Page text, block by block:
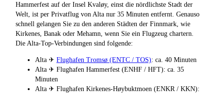
Hammerfest auf der Insel Kvaløy, einst die nördlichste Stadt der
Welt, ist per Privatflug von Alta nur 35 Minuten entfernt. Genauso
schnell gelangen Sie zu den anderen Städten der Finnmark, wie
Kirkenes, Banak oder Mehamn, wenn Sie ein Flugzeug chartern.
Die Alta-Top-Verbindungen sind folgende:
Alta ✈ Flughafen Tromsø (ENTC / TOS): ca. 40 Minuten
Alta ✈ Flughafen Hammerfest (ENHF / HFT): ca. 35
Minuten
Alta ✈ Flughafen Kirkenes-Høybuktmoen (ENKR / KKN):